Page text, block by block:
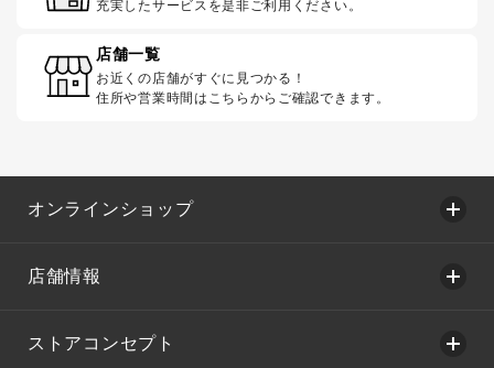
充実したサービスを是非ご利用ください。
店舗一覧
お近くの店舗がすぐに見つかる！
住所や営業時間はこちらからご確認できます。
オンラインショップ
店舗情報
ストアコンセプト